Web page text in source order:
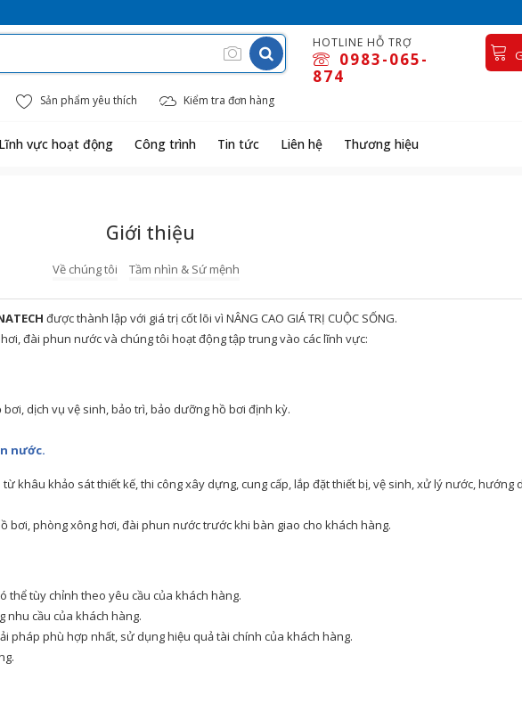
HOTLINE HỖ TRỢ
0983-065-
874
Sản phẩm yêu thích Kiểm tra đơn hàng
Lĩnh vực hoạt động Công trình Tin tức Liên hệ Thương hiệu
Giới thiệu
Về chúng tôi Tầm nhìn & Sứ mệnh
được thành lập với giá trị cốt lõi vì NÂNG CAO GIÁ TRỊ CUỘC SỐNG.
đài phun nước và chúng tôi hoạt động tập trung vào các lĩnh vực:
dịch vụ vệ sinh, bảo trì, bảo dưỡng hồ bơi định kỳ.
nước.
khâu khảo sát thiết kế, thi công xây dựng, cung cấp, lắp đặt thiết bị, vệ sinh, xử lý nước, hướng
bơi, phòng xông hơi, đài phun nước trước khi bàn giao cho khách hàng.
thể tùy chỉnh theo yêu cầu của khách hàng.
nhu cầu của khách hàng.
pháp phù hợp nhất, sử dụng hiệu quả tài chính của khách hàng.